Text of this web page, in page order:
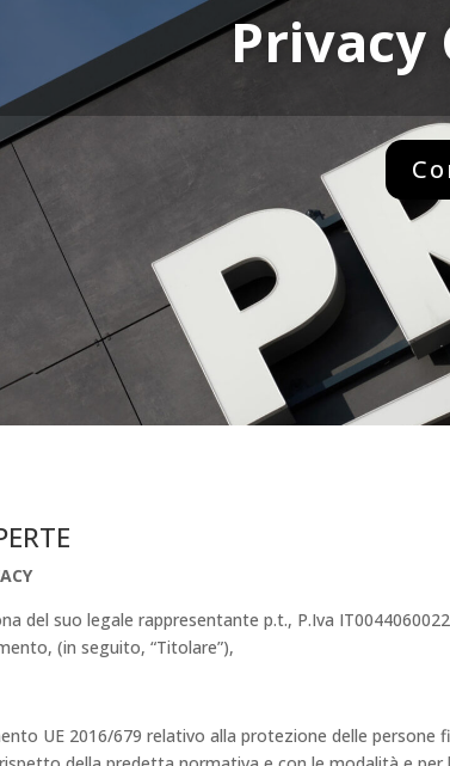
Privacy
del suo legale rappresentante p.t., P.Iva
(in seguito, “Titolare”),
UE 2016/679 relativo alla protezione delle